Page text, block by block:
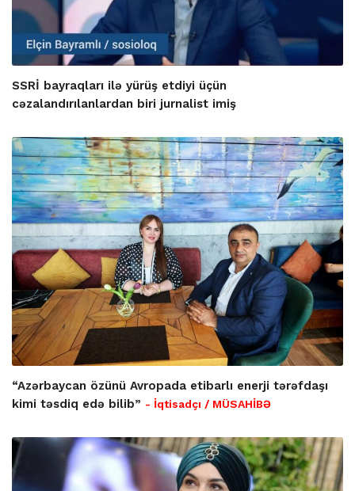
SSRİ bayraqları ilə yürüş etdiyi üçün
cəzalandırılanlardan biri jurnalist imiş
“Azərbaycan özünü Avropada etibarlı enerji tərəfdaşı
kimi təsdiq edə bilib” - İqtisadçı / MÜSAHİBƏ